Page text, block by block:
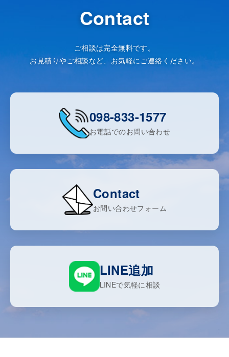
Contact
ご相談は完全無料です。
お見積りやご相談など、お気軽にご連絡ください。
098-833-1577
お電話でのお問い合わせ
Contact
お問い合わせフォーム
LINE追加
LINEで気軽に相談